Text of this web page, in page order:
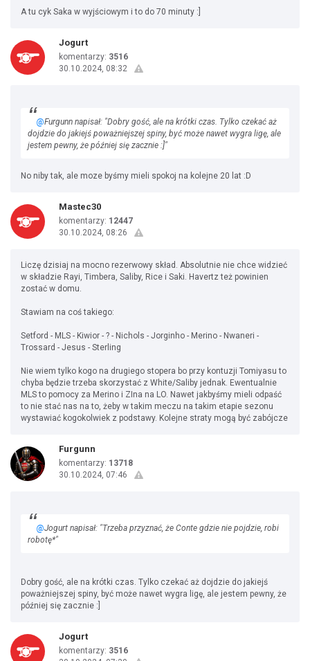
A tu cyk Saka w wyjściowym i to do 70 minuty :]
Jogurt
komentarzy: 3516
30.10.2024, 08:32
@Furgunn napisał: "Dobry gość, ale na krótki czas. Tylko czekać aż
dojdzie do jakiejś poważniejszej spiny, być może nawet wygra ligę, ale
jestem pewny, że później się zacznie :]"
No niby tak, ale moze byśmy mieli spokoj na kolejne 20 lat :D
Mastec30
komentarzy: 12447
30.10.2024, 08:26
Liczę dzisiaj na mocno rezerwowy skład. Absolutnie nie chce widzieć
w składzie Rayi, Timbera, Saliby, Rice i Saki. Havertz też powinien
zostać w domu.
Stawiam na coś takiego:
Setford - MLS - Kiwior - ? - Nichols - Jorginho - Merino - Nwaneri -
Trossard - Jesus - Sterling
Nie wiem tylko kogo na drugiego stopera bo przy kontuzji Tomiyasu to
chyba będzie trzeba skorzystać z White/Saliby jednak. Ewentualnie
MLS to pomocy za Merino i ZIna na LO. Nawet jakbyśmy mieli odpaść
to nie stać nas na to, żeby w takim meczu na takim etapie sezonu
wystawiać kogokolwiek z podstawy. Kolejne straty mogą być zabójcze
Furgunn
komentarzy: 13718
30.10.2024, 07:46
@Jogurt napisał: "Trzeba przyznać, że Conte gdzie nie pojdzie, robi
robotę*"
Dobry gość, ale na krótki czas. Tylko czekać aż dojdzie do jakiejś
poważniejszej spiny, być może nawet wygra ligę, ale jestem pewny, że
później się zacznie :]
Jogurt
komentarzy: 3516